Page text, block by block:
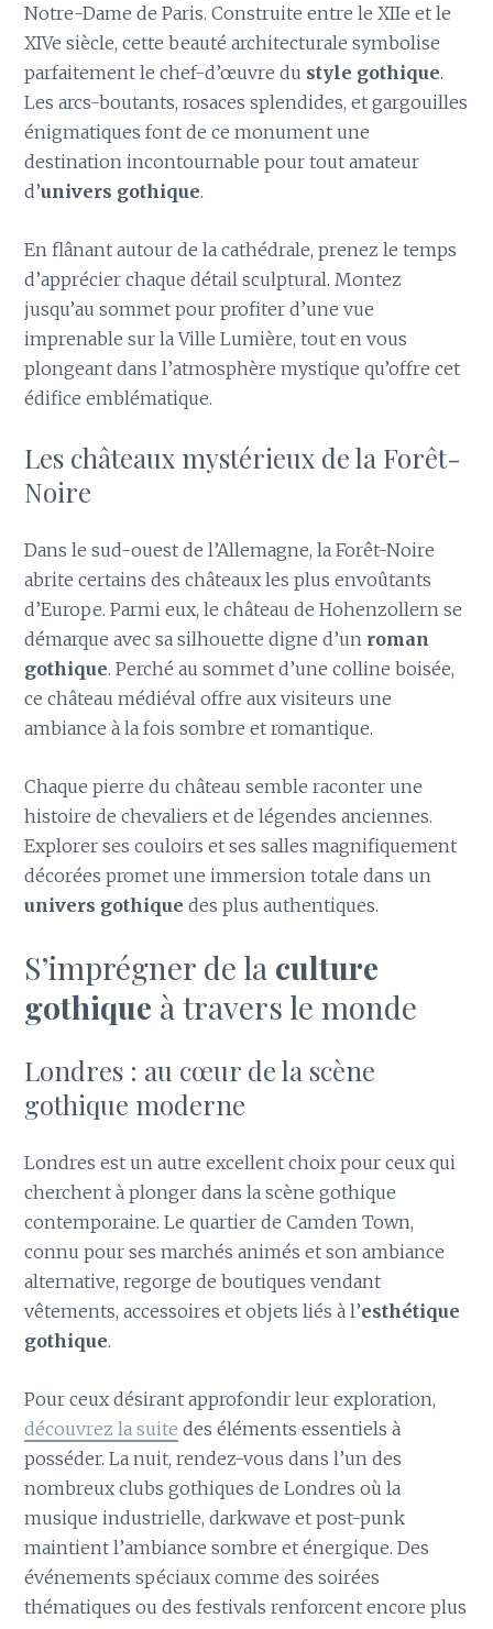
Notre-Dame de Paris. Construite entre le XIIe et le
XIVe siècle, cette beauté architecturale symbolise
parfaitement le chef-d’œuvre du style gothique.
Les arcs-boutants, rosaces splendides, et gargouilles
énigmatiques font de ce monument une
destination incontournable pour tout amateur
d’univers gothique.
En flânant autour de la cathédrale, prenez le temps
d’apprécier chaque détail sculptural. Montez
jusqu’au sommet pour profiter d’une vue
imprenable sur la Ville Lumière, tout en vous
plongeant dans l’atmosphère mystique qu’offre cet
édifice emblématique.
Les châteaux mystérieux de la Forêt-
Noire
Dans le sud-ouest de l’Allemagne, la Forêt-Noire
abrite certains des châteaux les plus envoûtants
d’Europe. Parmi eux, le château de Hohenzollern se
démarque avec sa silhouette digne d’un roman
gothique. Perché au sommet d’une colline boisée,
ce château médiéval offre aux visiteurs une
ambiance à la fois sombre et romantique.
Chaque pierre du château semble raconter une
histoire de chevaliers et de légendes anciennes.
Explorer ses couloirs et ses salles magnifiquement
décorées promet une immersion totale dans un
univers gothique des plus authentiques.
S’imprégner de la culture
gothique à travers le monde
Londres : au cœur de la scène
gothique moderne
Londres est un autre excellent choix pour ceux qui
cherchent à plonger dans la scène gothique
contemporaine. Le quartier de Camden Town,
connu pour ses marchés animés et son ambiance
alternative, regorge de boutiques vendant
vêtements, accessoires et objets liés à l’esthétique
gothique.
Pour ceux désirant approfondir leur exploration,
découvrez la suite des éléments essentiels à
posséder. La nuit, rendez-vous dans l’un des
nombreux clubs gothiques de Londres où la
musique industrielle, darkwave et post-punk
maintient l’ambiance sombre et énergique. Des
événements spéciaux comme des soirées
thématiques ou des festivals renforcent encore plus